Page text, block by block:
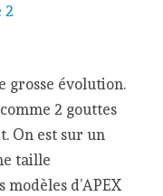
2
grosse évolution.
2 gouttes
On est sur un
taille
d’APEX